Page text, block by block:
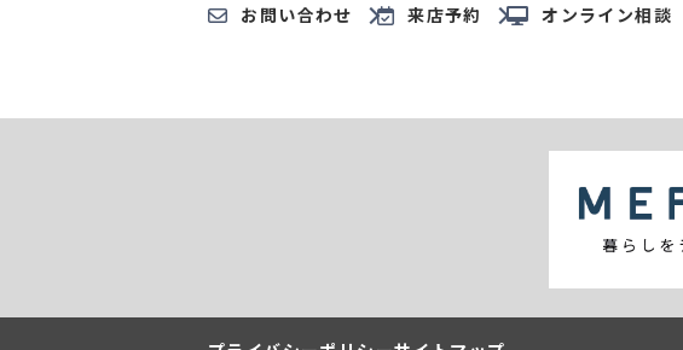
お問い合わせ 来店予約 オンライン相談